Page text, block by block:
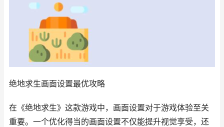
绝地求生画面设置最优攻略
在《绝地求生》这款游戏中，画面设置对于游戏体验至关
重要。一个优化得当的画面设置不仅能提升视觉享受，还